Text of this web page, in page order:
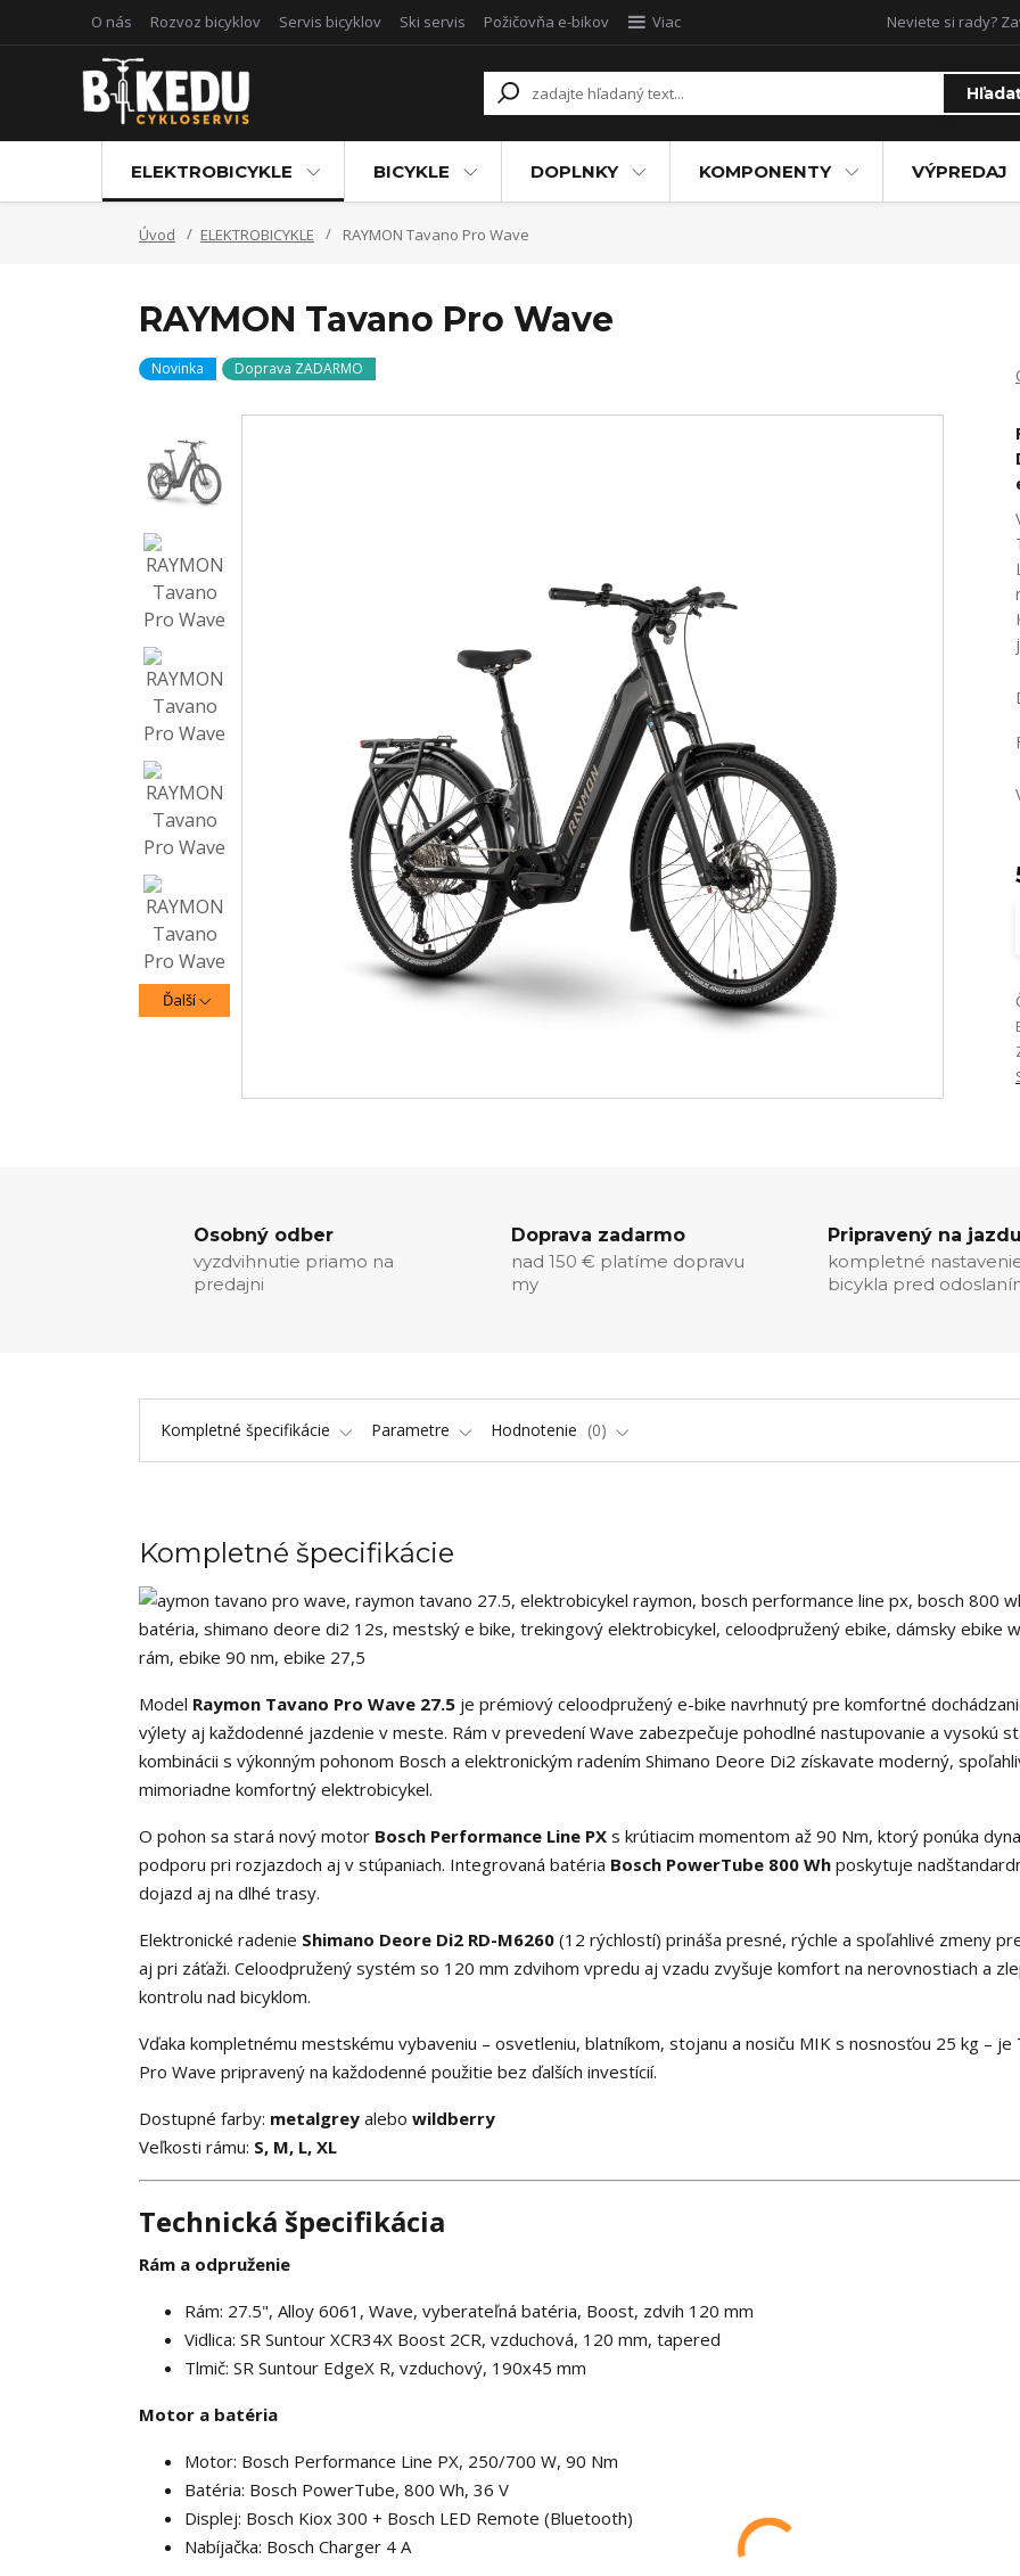
O nás Rozvoz bicyklov Servis bicyklov Ski servis Požičovňa e-bikov Viac Neviete si rady?
ELEKTROBICYKLE BICYKLE DOPLNKY KOMPONENTY VÝPREDAJ
Úvod ELEKTROBICYKLE RAYMON Tavano Pro Wave
RAYMON Tavano Pro Wave
Novinka Doprava ZADARMO
Ďalší
Osobný odber
vyzdvihnutie priamo na
predajni
Doprava zadarmo
nad 150 € platíme dopravu
my
Pripravený na jazdu
kompletné
bicykla pred
Kompletné špecifikácie Parametre Hodnotenie 0
Kompletné špecifikácie
Model Raymon Tavano Pro Wave 27.5 je prémiový celoodpružený e-bike navrhnutý pre komfortné
výlety aj každodenné jazdenie v meste. Rám v prevedení Wave zabezpečuje pohodlné nastupovanie a vysokú
kombinácii s výkonným pohonom Bosch a elektronickým radením Shimano Deore Di2 získavate moderný,
mimoriadne komfortný elektrobicykel.
O pohon sa stará nový motor Bosch Performance Line PX s krútiacim momentom až 90 Nm, ktorý ponúka
podporu pri rozjazdoch aj v stúpaniach. Integrovaná batéria Bosch PowerTube 800 Wh poskytuje
dojazd aj na dlhé trasy.
Elektronické radenie Shimano Deore Di2 RD-M6260 (12 rýchlostí) prináša presné, rýchle a spoľahlivé zmeny
aj pri záťaži. Celoodpružený systém so 120 mm zdvihom vpredu aj vzadu zvyšuje komfort na nerovnostiach a
kontrolu nad bicyklom.
Vďaka kompletnému mestskému vybaveniu – osvetleniu, blatníkom, stojanu a nosiču MIK s nosnosťou 25 kg – je
Pro Wave pripravený na každodenné použitie bez ďalších investícií.
Dostupné farby: metalgrey alebo wildberry
Veľkosti rámu: S, M, L, XL
Technická špecifikácia
Rám a odpruženie
Rám: 27.5", Alloy 6061, Wave, vyberateľná batéria, Boost, zdvih 120 mm
Vidlica: SR Suntour XCR34X Boost 2CR, vzduchová, 120 mm, tapered
Tlmič: SR Suntour EdgeX R, vzduchový, 190x45 mm
Motor a batéria
Motor: Bosch Performance Line PX, 250/700 W, 90 Nm
Batéria: Bosch PowerTube, 800 Wh, 36 V
Displej: Bosch Kiox 300 + Bosch LED Remote (Bluetooth)
Nabíjačka: Bosch Charger 4 A